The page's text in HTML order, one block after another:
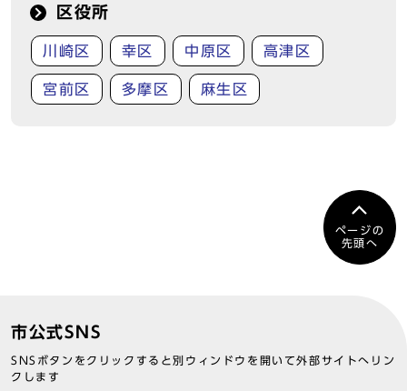
区役所
川崎区 幸区 中原区 高津区
宮前区 多摩区 麻生区
ページの
先頭へ
市公式SNS
SNSボタンをクリックすると別ウィンドウを開いて外部サイトへリン
クします